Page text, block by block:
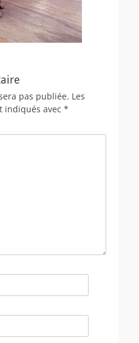
pas publiée. Les
indiqués avec *